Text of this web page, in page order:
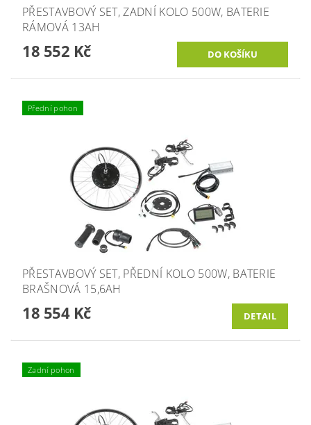
PŘESTAVBOVÝ SET, ZADNÍ KOLO 500W, BATERIE
RÁMOVÁ 13AH
18 552 Kč
Přední pohon
PŘESTAVBOVÝ SET, PŘEDNÍ KOLO 500W, BATERIE
BRAŠNOVÁ 15,6AH
18 554 Kč DETAIL
Zadní pohon